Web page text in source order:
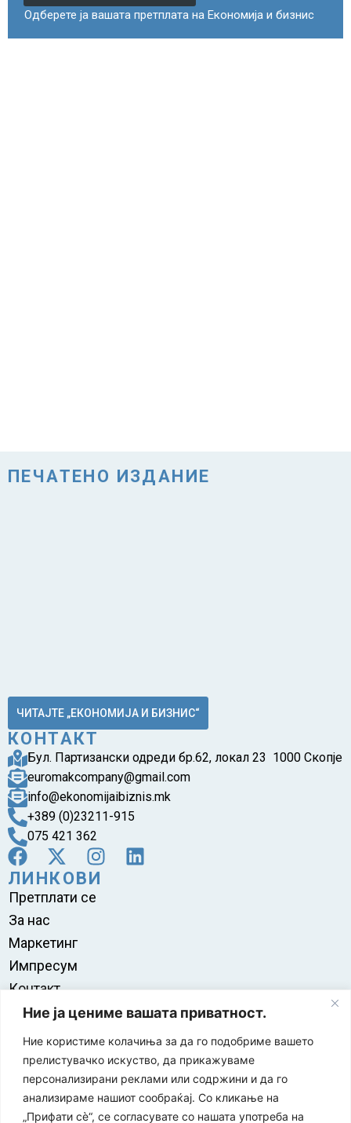
Ние ја цениме вашата приватност.
Ние користиме колачиња за да го подобриме вашето
прелистувачко искуство, да прикажуваме
персонализирани реклами или содржини и да го
анализираме нашиот сообраќај. Со кликање на
„Прифати сè“, се согласувате со нашата употреба на
Одберете ја вашата претплата на Економија и бизнис
ПЕЧАТЕНО ИЗДАНИЕ
ЧИТАЈТЕ „ЕКОНОМИЈА И БИЗНИС“
КОНТАКТ
Бул. Партизански одреди бр.62, локал 23 1000 Скопје
euromakcompany@gmail.com
info@ekonomijaibiznis.mk
+389 (0)23211-915
075 421 362
ЛИНКОВИ
Претплати се
За нас
Маркетинг
Импресум
Контакт
Правила на користење